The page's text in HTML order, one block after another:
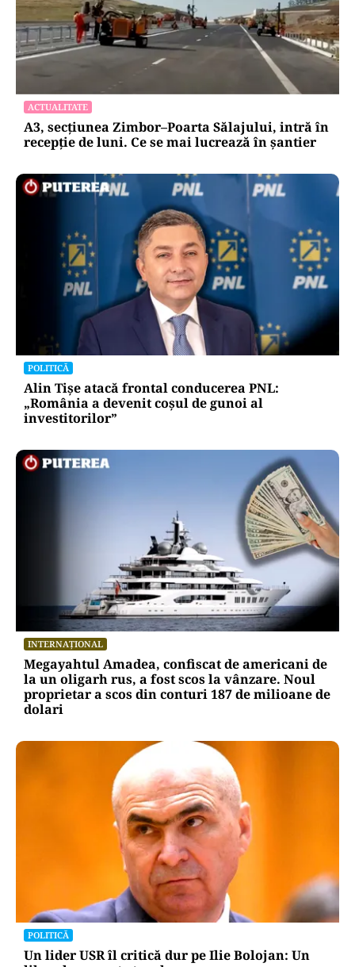
ACTUALITATE
A3, secțiunea Zimbor–Poarta Sălajului, intră în
recepție de luni. Ce se mai lucrează în șantier
POLITICĂ
Alin Tișe atacă frontal conducerea PNL:
„România a devenit coșul de gunoi al
investitorilor”
INTERNAȚIONAL
Megayahtul Amadea, confiscat de americani de
la un oligarh rus, a fost scos la vânzare. Noul
proprietar a scos din conturi 187 de milioane de
dolari
POLITICĂ
Un lider USR îl critică dur pe Ilie Bolojan: Un